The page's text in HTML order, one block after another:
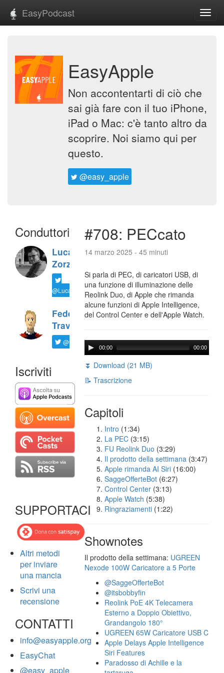
EasyPodcast
EasyApple
Non accontentarti di ciò che
sai già fare con il tuo iPhone,
iPad o Mac: c'è tanto altro da
scoprire. Noi siamo qui per
questo.
@easy_apple
Conduttori
Luca
Zorzi
@LucaTNT
Federico
Travaini
@ftrava
Iscriviti
SUPPORTACI
Altri metodi
per inviare
una mancia
Scrivi una
recensione
CONTATTI
info@easyapple.org
EasyChat
@easy_apple
#708: PECcato
14 marzo 2025 - 45 minuti
Si parla di PEC, di caricatori USB, di
una funzione di illuminazione delle
Reolink Duo, di Apple che rimanda
alcune funzioni di Apple Intelligence,
del Control Center e dell'Apple Watch.
00:00 00:00
⏬ Download (21 MB)
📝 Trascrizione
Capitoli
Intro (1:34)
La PEC (3:15)
FU Reolink Duo (3:29)
Il prodotto della settimana (3:47)
Apple rimanda AI Siri (16:00)
SaggeOfferteBot (6:27)
Control Center (3:13)
Apple Watch (5:38)
Ringraziamenti (1:22)
Shownotes
Il prodotto della settimana: UGREEN
Nexode 100W Caricatore a 5 Porte
@SaggeOfferteBot
@itsbobbyfin
Reolink PoE 4K Telecamera
Esterno a Doppio Obiettivo,
Grandangolo 180°
UGREEN 65W Caricatore USB C
Apple Delays Apple Intelligence
Siri Features
Paradosso di Achille e la